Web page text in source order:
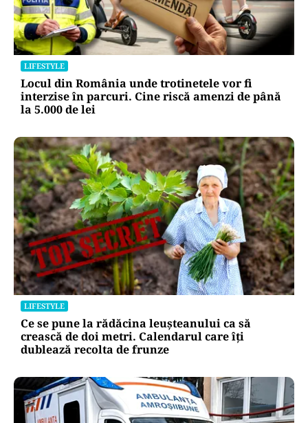
LIFESTYLE
Locul din România unde trotinetele vor fi
interzise în parcuri. Cine riscă amenzi de până
la 5.000 de lei
LIFESTYLE
Ce se pune la rădăcina leușteanului ca să
crească de doi metri. Calendarul care îți
dublează recolta de frunze